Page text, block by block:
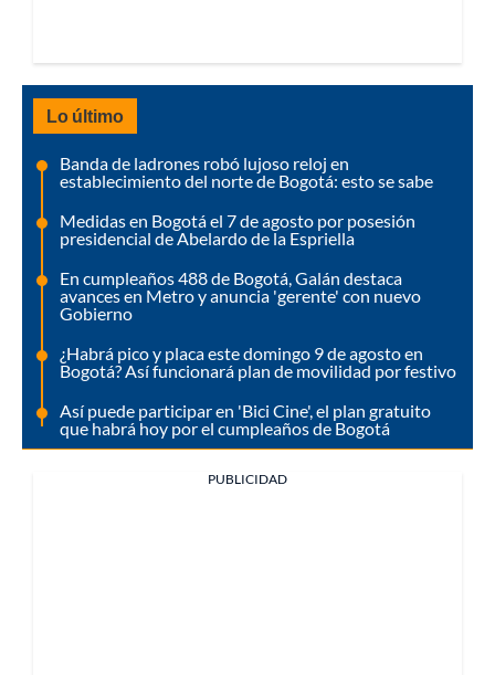
Lo último
Banda de ladrones robó lujoso reloj en
establecimiento del norte de Bogotá: esto se sabe
Medidas en Bogotá el 7 de agosto por posesión
presidencial de Abelardo de la Espriella
En cumpleaños 488 de Bogotá, Galán destaca
avances en Metro y anuncia 'gerente' con nuevo
Gobierno
¿Habrá pico y placa este domingo 9 de agosto en
Bogotá? Así funcionará plan de movilidad por festivo
Así puede participar en 'Bici Cine', el plan gratuito
que habrá hoy por el cumpleaños de Bogotá
PUBLICIDAD